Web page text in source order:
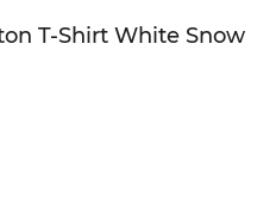
T-Shirt White Snow